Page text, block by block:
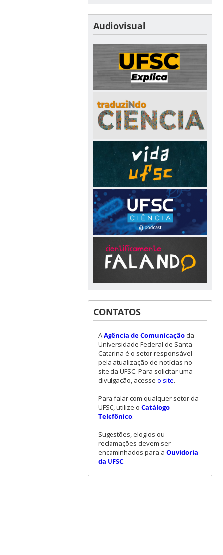
Audiovisual
CONTATOS
AAgência de Comunicaçãoda
Universidade Federal de Santa
Catarina é o setor responsável
pela atualização de notícias no
site da UFSC. Para solicitar uma
divulgação, acesse o site.
Para falar com qualquer setor da
UFSC, utilize o Catálogo
Telefônico.
Sugestões, elogios ou
reclamações devem ser
encaminhados para a Ouvidoria
da UFSC.